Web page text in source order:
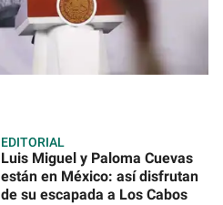
EDITORIAL
Luis Miguel y Paloma Cuevas
están en México: así disfrutan
de su escapada a Los Cabos